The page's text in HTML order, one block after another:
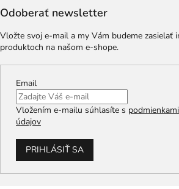
Odoberať newsletter
Vložte svoj e-mail a my Vám budeme zasielať
produktoch na našom e-shope.
Email
Vložením e-mailu súhlasíte s
údajov
PRIHLÁSIŤ SA